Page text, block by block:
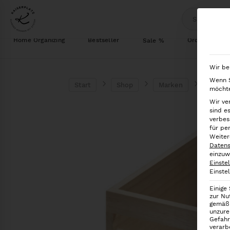
Home Organizing Bestseller Sale % Ordnung im
Wir
Wenn
Wir
sind
für
Einige
zur